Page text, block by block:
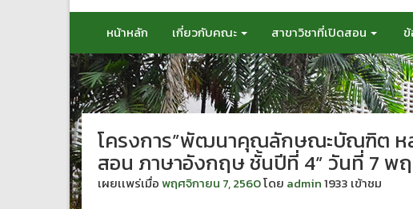
หน้าหลัก เกี่ยวกับคณะ สาขาวิชาที่เปิดสอน
โครงการ”พัฒนาคุณลักษณะบัณฑิต ห
สอน ภาษาอังกฤษ ชั้นปีที่ 4” วันที่ 7 พ
เผยเเพร่เมื่อพฤศจิกายน 7, 2560โดย admin1933 เข้าชม